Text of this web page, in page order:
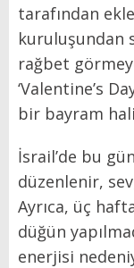
tarafından
kuruluşundan
rağbet
‘Valentine’s
bir bayram
İsrail’de bu
düzenlenir,
Ayrıca, üç
düğün
enerjisi